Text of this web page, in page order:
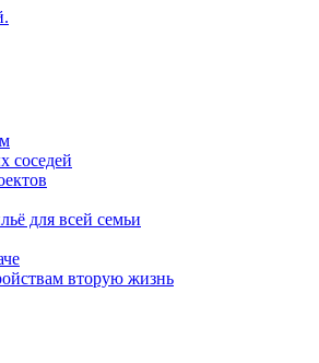
соседей
для всей семьи
вторую жизнь